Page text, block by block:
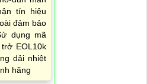
tín hiệu
đảm bảo
dụng mã
EOL10k
dải nhiệt
hãng